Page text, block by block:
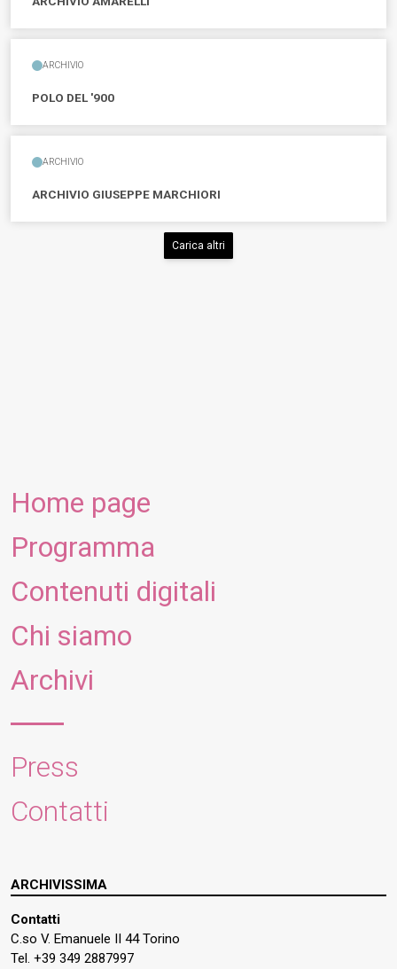
ARCHIVIO
POLO DEL '900
ARCHIVIO
ARCHIVIO GIUSEPPE MARCHIORI
Carica altri
Home page
Programma
Contenuti digitali
Chi siamo
Archivi
Press
Contatti
ARCHIVISSIMA
Contatti
C.so V. Emanuele II 44 Torino
Tel. +39 349 2887997